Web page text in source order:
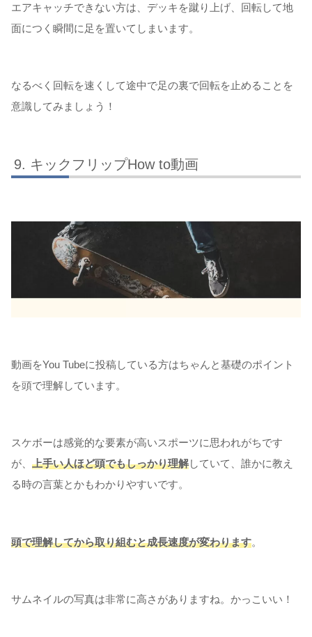
エアキャッチできない方は、デッキを蹴り上げ、回転して地
面につく瞬間に足を置いてしまいます。
なるべく回転を速くして途中で足の裏で回転を止めることを
意識してみましょう！
キックフリップHow to動画
動画をYou Tubeに投稿している方はちゃんと基礎のポイント
を頭で理解しています。
スケボーは感覚的な要素が高いスポーツに思われがちです
が、 上手い人ほど頭でもしっかり理解していて、誰かに教え
る時の言葉とかもわかりやすいです。
頭で理解してから取り組むと成長速度が変わります。
サムネイルの写真は非常に高さがありますね。かっこいい！